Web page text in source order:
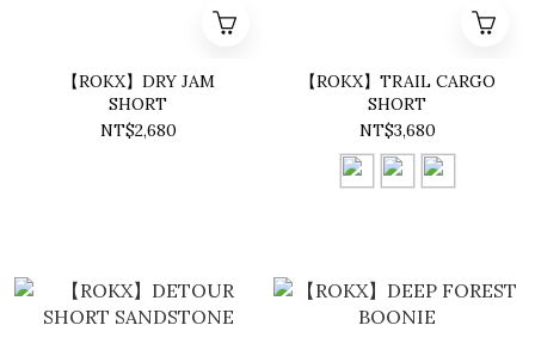
【ROKX】DRY JAM
SHORT
NT$2,680
【ROKX】TRAIL CARGO
SHORT
NT$3,680